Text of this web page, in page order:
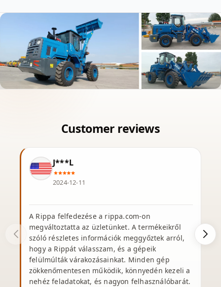
J***L
2024-12-11
A Rippa felfedezése a rippa.com-on
megváltoztatta az üzletünket. A termékeikről
szóló részletes információk meggyőztek arról,
hogy a Rippát válasszam, és a gépeik
felülmúlták várakozásainkat. Minden gép
zökkenőmentesen működik, könnyedén kezeli a
nehéz feladatokat, és nagyon felhasználóbarát.